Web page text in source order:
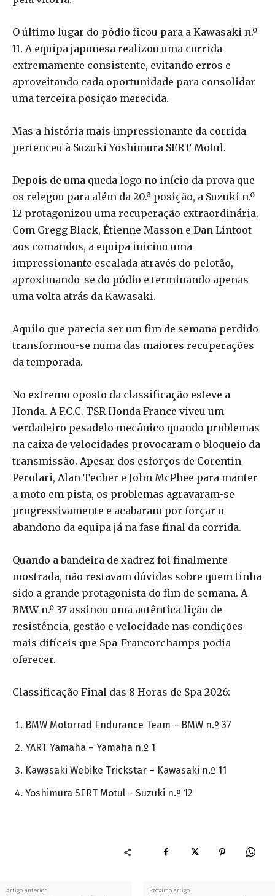
O último lugar do pódio ficou para a Kawasaki n.º
11. A equipa japonesa realizou uma corrida
extremamente consistente, evitando erros e
aproveitando cada oportunidade para consolidar
uma terceira posição merecida.
Mas a história mais impressionante da corrida
pertenceu à Suzuki Yoshimura SERT Motul.
Depois de uma queda logo no início da prova que
os relegou para além da 20.ª posição, a Suzuki n.º
12 protagonizou uma recuperação extraordinária.
Com Gregg Black, Étienne Masson e Dan Linfoot
aos comandos, a equipa iniciou uma
impressionante escalada através do pelotão,
aproximando-se do pódio e terminando apenas
uma volta atrás da Kawasaki.
Aquilo que parecia ser um fim de semana perdido
transformou-se numa das maiores recuperações
da temporada.
No extremo oposto da classificação esteve a
Honda. A F.C.C. TSR Honda France viveu um
verdadeiro pesadelo mecânico quando problemas
na caixa de velocidades provocaram o bloqueio da
transmissão. Apesar dos esforços de Corentin
Perolari, Alan Techer e John McPhee para manter
a moto em pista, os problemas agravaram-se
progressivamente e acabaram por forçar o
abandono da equipa já na fase final da corrida.
Quando a bandeira de xadrez foi finalmente
mostrada, não restavam dúvidas sobre quem tinha
sido a grande protagonista do fim de semana. A
BMW n.º 37 assinou uma autêntica lição de
resistência, gestão e velocidade nas condições
mais difíceis que Spa-Francorchamps podia
oferecer.
Classificação Final das 8 Horas de Spa 2026:
BMW Motorrad Endurance Team – BMW n.º 37
YART Yamaha – Yamaha n.º 1
Kawasaki Webike Trickstar – Kawasaki n.º 11
Yoshimura SERT Motul – Suzuki n.º 12
Artigo anterior Próximo artigo